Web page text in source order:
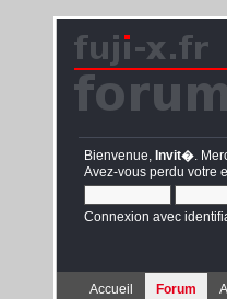
Bienvenue, Invit� .
Avez-vous perdu votre
Connexion avec
Accueil Forum